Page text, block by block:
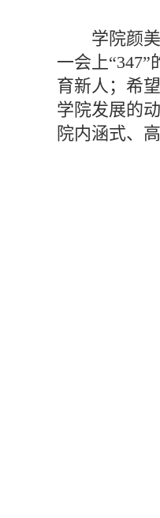
学院颜
一会上
育新人；希
学院发展的
院内涵式、